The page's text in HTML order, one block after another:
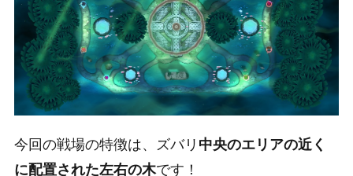
今回の戦場の特徴は、ズバリ中央のエリアの近く
に配置された左右の木です！